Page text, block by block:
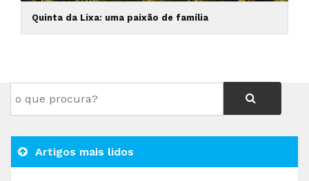
Quinta da Lixa: uma paixão de família
Artigos mais lidos